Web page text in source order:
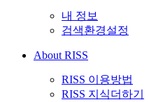
내 정보
검색환경설정
About RISS
RISS 이용방법
RISS 지식더하기